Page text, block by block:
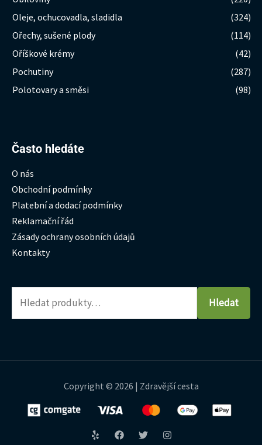
Oleje, ochucovadla, sladidla
(324)
Ořechy, sušené plody
(114)
Oříškové krémy
(42)
Pochutiny
(287)
Polotovary a směsi
(98)
Často hledáte
O nás
Obchodní podmínky
Platební a dodací podmínky
Reklamační řád
Zásady ochrany osobních údajů
Kontakty
Hledat:
Hledat
Copyright © 2026 | Zdravější cesta